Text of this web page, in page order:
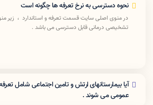
نحوه دسترسی به نرخ تعرفه ها چگونه است
در منوی اصلی سایت قسمت تعرفه و استاندارد ، زیر
تشخیصی درمانی قابل دسترسی می باشد .
آیا بیمارستانهای ارتش و تامین اجتماعی شامل
عمومی می شوند .